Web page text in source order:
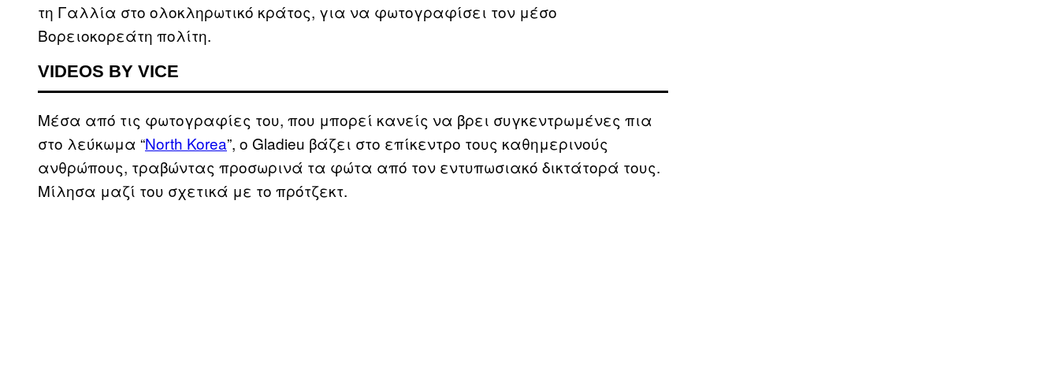
τη Γαλλία στο ολοκληρωτικό κράτος, για να φωτογραφίσει τον μέσο
Βορειοκορεάτη πολίτη.
VIDEOS BY VICE
Μέσα από τις φωτογραφίες του, που μπορεί κανείς να βρει συγκεντρωμένες πια
στο λεύκωμα “North Korea”, ο Gladieu βάζει στο επίκεντρο τους καθημερινούς
ανθρώπους, τραβώντας προσωρινά τα φώτα από τον εντυπωσιακό δικτάτορά τους.
Μίλησα μαζί του σχετικά με το πρότζεκτ.